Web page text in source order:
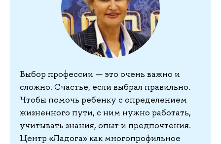
Выбор профессии — это очень важно и
сложно. Счастье, если выбрал правильно.
Чтобы помочь ребенку с определением
жизненного пути, с ним нужно работать,
учитывать знания, опыт и предпочтения.
Центр «Ладога» как многопрофильное